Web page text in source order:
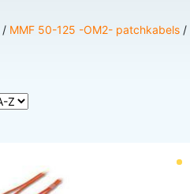
/ MMF 50-125 -OM2- patchkabels /